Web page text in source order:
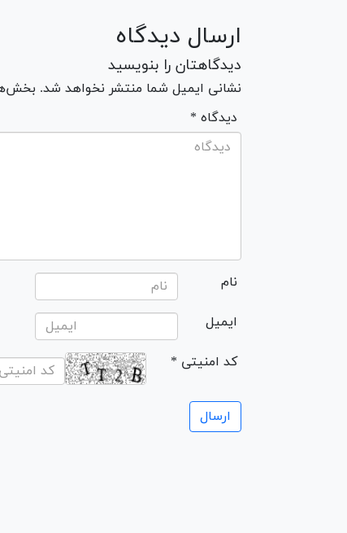
ارسال دیدگاه
دیدگاهتان را بنویسید
نشانی ایمیل شما منتشر نخواهد شد.
* دیدگاه
نام
ایمیل
* کد امنیتی